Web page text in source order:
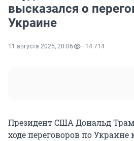
высказался о
Украине
11 августа 2025, 20:06 14 714
Президент США Дональд
ходе переговоров по